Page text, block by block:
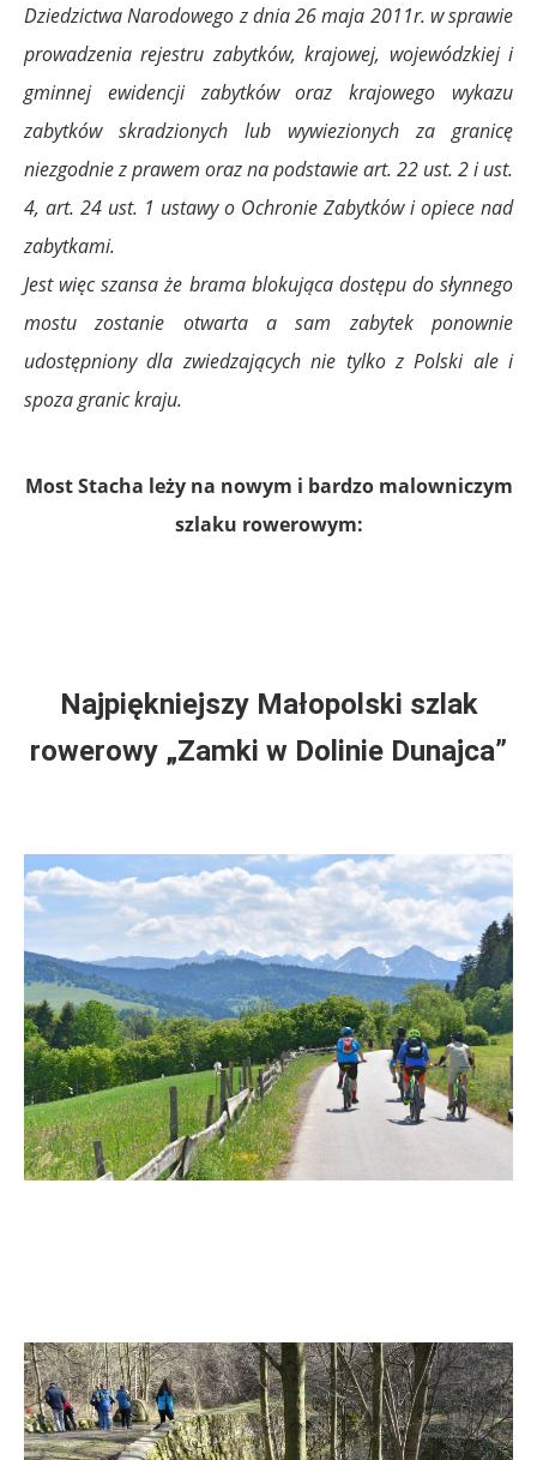
Dziedzictwa Narodowego z dnia 26 maja 2011r. w sprawie
prowadzenia rejestru zabytków, krajowej, wojewódzkiej i
gminnej ewidencji zabytków oraz krajowego wykazu
zabytków skradzionych lub wywiezionych za granicę
niezgodnie z prawem oraz na podstawie art. 22 ust. 2 i ust.
4, art. 24 ust. 1 ustawy o Ochronie Zabytków i opiece nad
zabytkami.
Jest więc szansa że brama blokująca dostępu do słynnego
mostu zostanie otwarta a sam zabytek ponownie
udostępniony dla zwiedzających nie tylko z Polski ale i
spoza granic kraju.
Most Stacha leży na nowym i bardzo malowniczym
szlaku rowerowym:
Najpiękniejszy Małopolski szlak
rowerowy „Zamki w Dolinie Dunajca”